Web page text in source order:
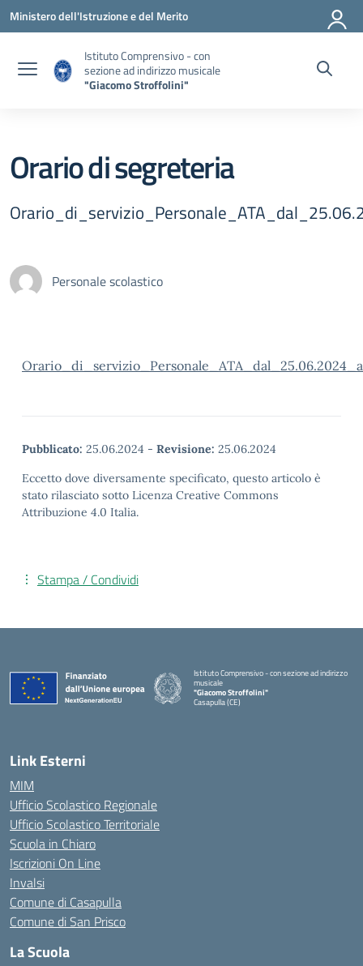
Vai ai contenuti
Vai al menu di navigazione
Vai al footer
Ministero dell'Istruzione e del Merito
Istituto Comprensivo - con
sezione ad indirizzo musicale
"Giacomo Stroffolini"
Orario di segreteria
Personale scolastico
Pubblicato: 25.06.2024 - Revisione: 25.06.2024
Eccetto dove diversamente specificato, questo articolo è
stato rilasciato sotto Licenza Creative Commons
Attribuzione 4.0 Italia.
Stampa / Condividi
Istituto Comprensivo - con sezione ad indirizzo
musicale
"Giacomo Stroffolini"
Casapulla (CE)
Link Esterni
MIM
Ufficio Scolastico Regionale
Ufficio Scolastico Territoriale
Scuola in Chiaro
Iscrizioni On Line
Invalsi
Comune di Casapulla
Comune di San Prisco
La Scuola